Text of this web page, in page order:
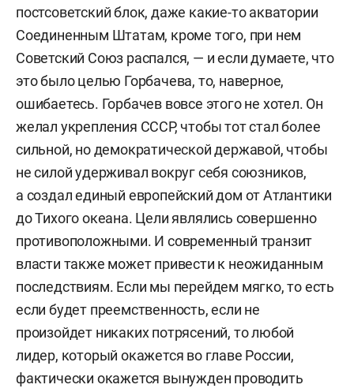
постсоветский блок, даже какие-то акватории
Соединенным Штатам, кроме того, при нем
Советский Союз распался, — и если думаете, что
это было целью Горбачева, то, наверное,
ошибаетесь. Горбачев вовсе этого не хотел. Он
желал укрепления СССР, чтобы тот стал более
сильной, но демократической державой, чтобы
не силой удерживал вокруг себя союзников,
а создал единый европейский дом от Атлантики
до Тихого океана. Цели являлись совершенно
противоположными. И современный транзит
власти также может привести к неожиданным
последствиям. Если мы перейдем мягко, то есть
если будет преемственность, если не
произойдет никаких потрясений, то любой
лидер, который окажется во главе России,
фактически окажется вынужден проводить